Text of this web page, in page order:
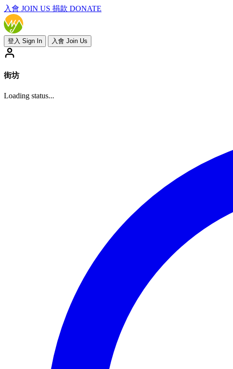
入會 JOIN US 捐款 DONATE
登入 Sign In 入會 Join Us
街坊
Loading status...